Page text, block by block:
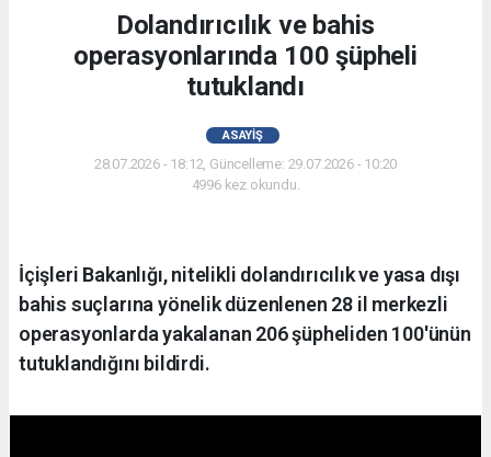
Dolandırıcılık ve bahis
operasyonlarında 100 şüpheli
tutuklandı
ASAYIŞ
28.07.2026 - 18:12, Güncelleme: 29.07.2026 - 10:20
4996 kez okundu.
İçişleri Bakanlığı, nitelikli dolandırıcılık ve yasa dışı
bahis suçlarına yönelik düzenlenen 28 il merkezli
operasyonlarda yakalanan 206 şüpheliden 100'ünün
tutuklandığını bildirdi.